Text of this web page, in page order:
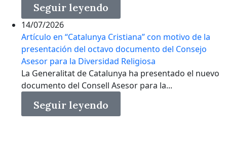
Seguir leyendo
14/07/2026
Artículo en “Catalunya Cristiana” con motivo de la
presentación del octavo documento del Consejo
Asesor para la Diversidad Religiosa
La Generalitat de Catalunya ha presentado el nuevo
documento del Consell Asesor para la...
Seguir leyendo